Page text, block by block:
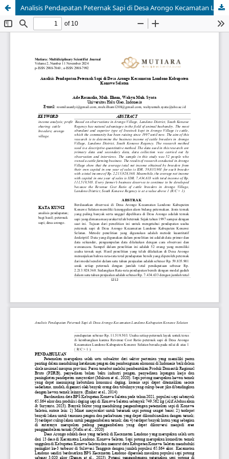
Analisis Pendapatan Peternak Sapi di Desa Arongo Kecamatan Landono Kabupaten Konawe Selatan